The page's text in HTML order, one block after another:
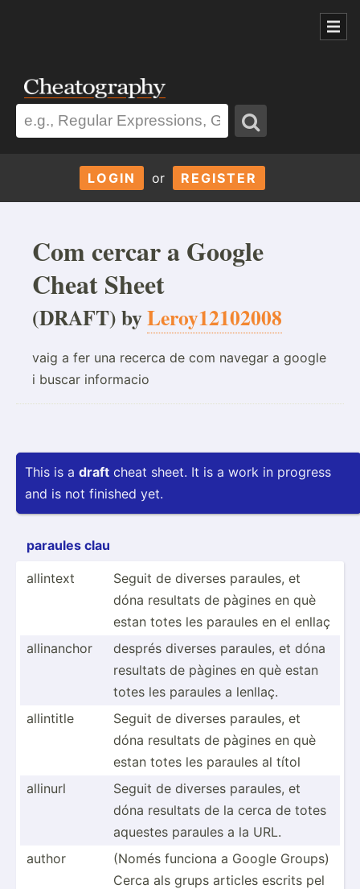
LOGIN or REGISTER
Com cercar a Google
Cheat Sheet
(DRAFT) byLeroy12102008
vaig a fer una recerca de com navegar a google
i buscar informacio
This is a draft cheat sheet. It is a work in progress
and is not finished yet.
paraules clau
allintext
Seguit de diverses paraules, et
dóna resultats de pàgines en què
estan totes les paraules en el enllaç
allina­nchor
després diverses paraules, et dóna
resultats de pàgines en què estan
totes les paraules a lenllaç.
allintitle
Seguit de diverses paraules, et
dóna resultats de pàgines en què
estan totes les paraules al títol
allinurl
Seguit de diverses paraules, et
dóna resultats de la cerca de totes
aquestes paraules a la URL.
author
(Només funciona a Google Groups)
Cerca als grups articles escrits pel